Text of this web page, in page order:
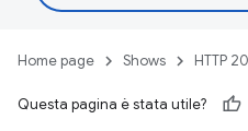
Home page Shows HTTP
Questa pagina è stata utile?